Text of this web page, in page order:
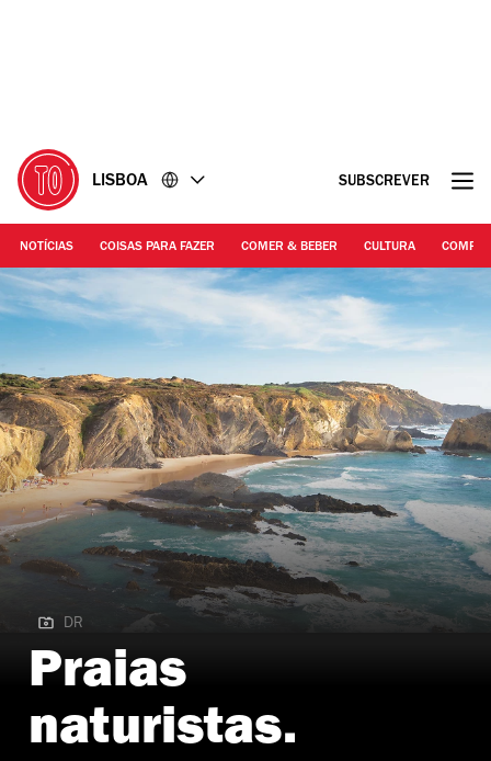
LISBOA SUBSCREVER
NOTÍCIAS COISAS PARA FAZER COMER & BEBER CULTURA
DR | Praia dos Alteirinhos
DR
Praias
naturistas.